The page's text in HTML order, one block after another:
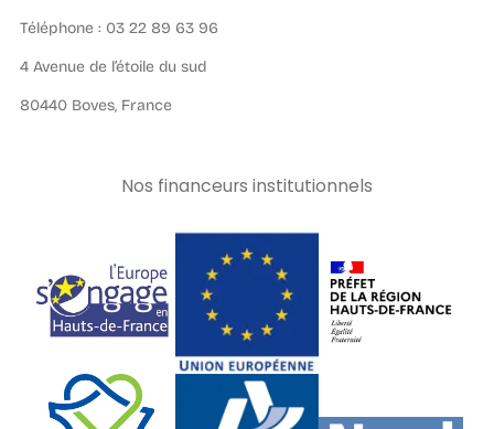
Téléphone : 03 22 89 63 96
4 Avenue de l’étoile du sud
80440 Boves, France
Nos financeurs institutionnels